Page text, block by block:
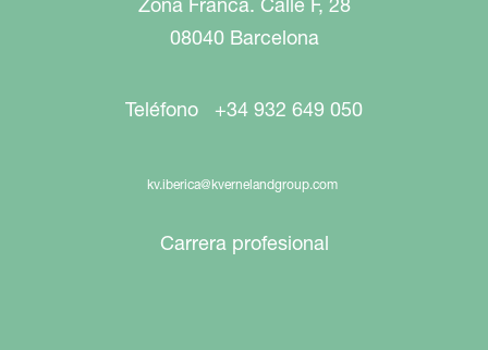
08040 Barcelona
Teléfono +34 932 649 050
kv.iberica@kvernelandgroup.com
Carrera profesional